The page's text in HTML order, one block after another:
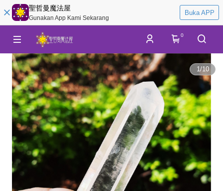
聖哲曼魔法屋
Gunakan App Kami Sekarang
Buka APP
0
1/10